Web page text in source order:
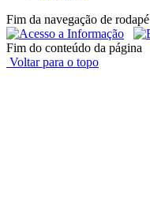
Fim da navegação de rodapé
Fim do conteúdo da página
Voltar para o topo